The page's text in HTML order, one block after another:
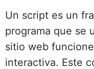
Un script es un
programa que se
sitio web
interactiva. Este